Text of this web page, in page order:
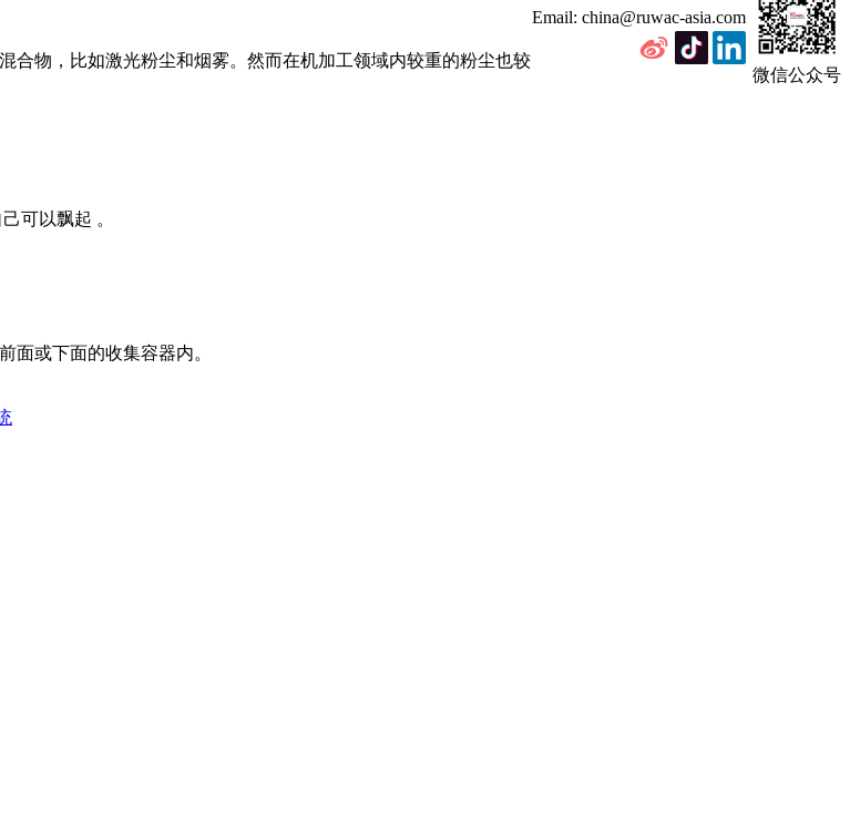
Email: china@ruwac-asia.com
微信公众号
合物，比如激光粉尘和烟雾。然而在机加工领域内较重的粉尘也较
可以飘起 。
面或下面的收集容器内。